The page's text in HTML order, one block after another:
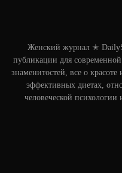
Женский журнал ✭
публикации для
знаменитостей, все о
эффективных диетах,
человеческой